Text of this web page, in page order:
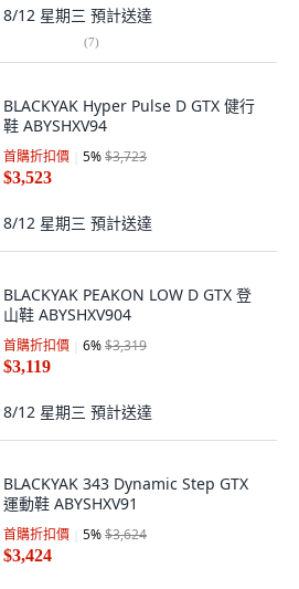
8/12 星期三 預計送達
(7)
BLACKYAK Hyper Pulse D GTX 健行
鞋 ABYSHXV94
首購折扣價 5%$3,723
$3,523
8/12 星期三 預計送達
BLACKYAK PEAKON LOW D GTX 登
山鞋 ABYSHXV904
首購折扣價 6%$3,319
$3,119
8/12 星期三 預計送達
BLACKYAK 343 Dynamic Step GTX
運動鞋 ABYSHXV91
首購折扣價 5%$3,624
$3,424